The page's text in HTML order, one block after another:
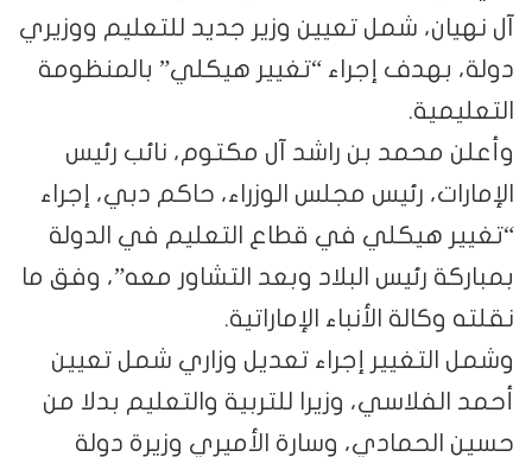
آل نهيان، شمل تعيين وزير جديد للتعليم ووزيري
دولة، بهدف إجراء “تغيير هيكلي” بالمنظومة
التعليمية.
وأعلن محمد بن راشد آل مكتوم، نائب رئيس
الإمارات، رئيس مجلس الوزراء، حاكم دبي، إجراء
“تغيير هيكلي في قطاع التعليم في الدولة
بمباركة رئيس البلاد وبعد التشاور معه”، وفق ما
نقلته وكالة الأنباء الإماراتية.
وشمل التغيير إجراء تعديل وزاري شمل تعيين
أحمد الفلاسي، وزيرا للتربية والتعليم بدلا من
حسين الحمادي، وسارة الأميري وزيرة دولة